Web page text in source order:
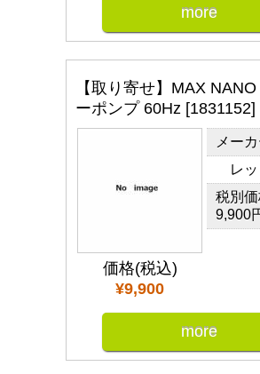
more
【取り寄せ】MAX
ーポンプ 60Hz [1831152]
価格(税込)
¥9,900
メー
レッ
税別
9,900
more